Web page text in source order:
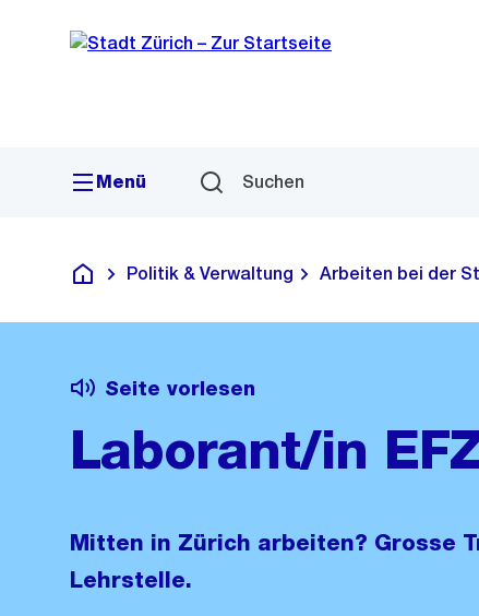
Navigation
Sprunglink
Menü Suchen
Deutsch
Politik & Verwaltung Arbeiten bei der
Seite vorlesen
Laborant/in
Mitten in Zürich arbeiten? Grosse
Lehrstelle.